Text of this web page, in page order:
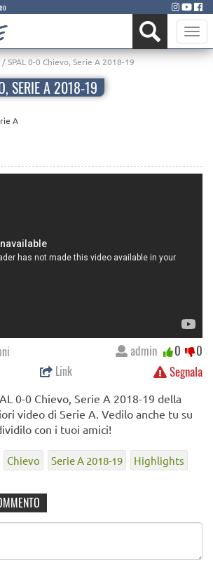
Toggle
/ SPAL 0-0 Chievo, Serie A 2018-19
SERIE A 2018-19
A
Link Segnala
admin 0 0
0-0 Chievo, Serie A 2018-19 della
video di Serie A. Vedilo anche tu su
con i tuoi amici!
Chievo Serie A 2018-19 Highlights